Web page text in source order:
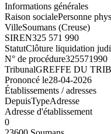
Informations générales
Raison socialePersonne
VilleSoumans (Creuse)
SIREN325 571 990
StatutClôture liquidation
N° de procédure325571990
TribunalGREFFE DU
Prononcé le28-04-2026
Établissements / adresses
DepuisTypeAdresse
Adresse d'établissement
0